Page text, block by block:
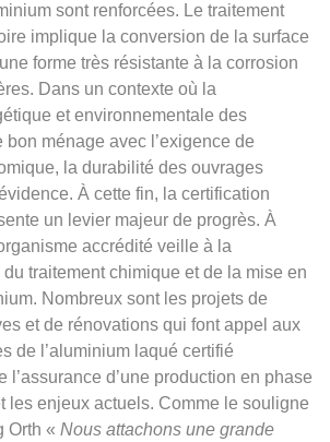
sont renforcées. Le traitement
implique la conversion de la surface
forme très résistante à la corrosion
Dans un contexte où la
et environnementale des
bon ménage avec l’exigence de
la durabilité des ouvrages
À cette fin, la certification
un levier majeur de progrès. À
accrédité veille à la
traitement chimique et de la mise en
Nombreux sont les projets de
et de rénovations qui font appel aux
de l’aluminium laqué certifié
l’assurance d’une production en phase
les enjeux actuels. Comme le souligne
Orth « Nous attachons une grande